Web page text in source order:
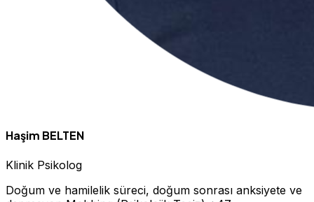
Haşim BELTEN
Klinik Psikolog
Doğum ve hamilelik süreci, doğum sonrası anksiyete ve